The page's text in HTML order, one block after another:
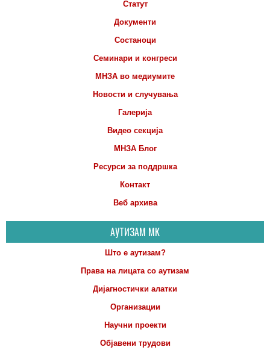
Статут
Документи
Состаноци
Семинари и конгреси
МНЗА во медиумите
Новости и случувања
Галерија
Видео секција
МНЗА Блог
Ресурси за поддршка
Контакт
Веб архива
АУТИЗАМ МК
Што е аутизам?
Права на лицата со аутизам
Дијагностички алатки
Организации
Научни проекти
Објавени трудови